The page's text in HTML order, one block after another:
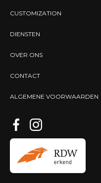
CUSTOMIZATION
DIENSTEN
OVER ONS
CONTACT
ALGEMENE VOORWAARDEN